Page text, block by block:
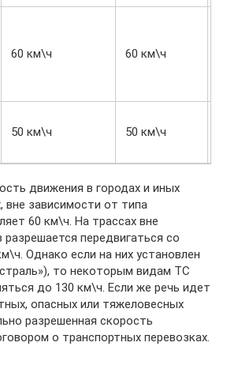
60 км\ч 60 км\ч
50 км\ч 50 км\ч
движения в городах и иных
вне зависимости от типа
60 км\ч. На трассах вне
разрешается передвигаться со
Однако если на них установлен
то некоторым видам ТС
до 130 км\ч. Если же речь идет
опасных или тяжеловесных
разрешенная скорость
о транспортных перевозках.